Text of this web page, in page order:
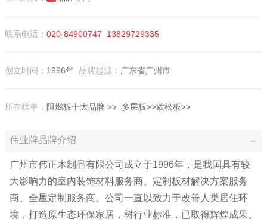
联系电话： 020-84900747 13829729335
创立时间： 1996年 品牌起源： 广东省广州市
所在榜单： 阻燃板十大品牌 >> 多层板>>欧松板>>
伟业牌品牌介绍
广州市伟正木制品有限公司成立于1996年，是我国具有较
大影响力的室内装饰材料服务商、定制板材解决方案服务
商、全屋定制服务商。公司一直以致力于改善人类居住环
境，打造原生态环保家居，树行业标准，已取得辉煌成果。